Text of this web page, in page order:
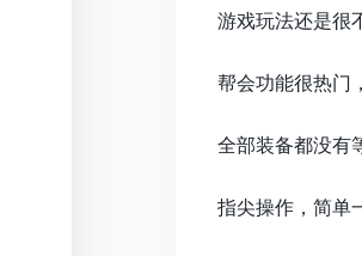
游戏玩法还是很
帮会功能很热门
全部装备都没有
指尖操作，简单